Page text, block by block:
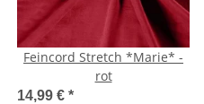
Feincord Stretch *Marie* -
rot
14,99 € *